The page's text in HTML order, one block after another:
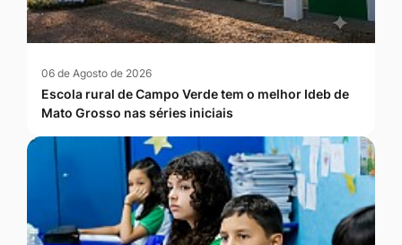
06 de Agosto de 2026
Escola rural de Campo Verde tem o melhor Ideb de
Mato Grosso nas séries iniciais